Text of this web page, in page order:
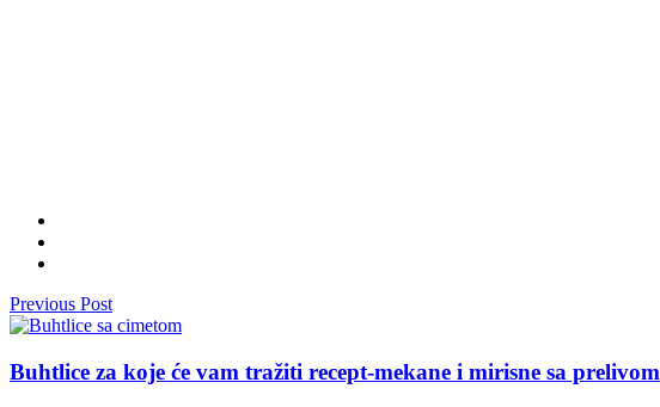
Previous Post
Buhtlice za koje će vam tražiti recept-mekane i mirisne sa prelivom